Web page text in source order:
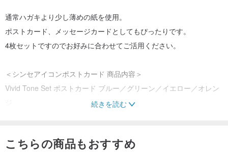
通常ハガキより少し薄めの紙を使用。
ポストカード、メッセージカードとしてもぴったりです。
4枚セットですのでお好みに合わせてご活用ください。
＜シンセアイコンポストカード 商品内容＞
Vivid Tone Set ポストカード ブルー／グリーン／イエロー／オレン
続きを読む
こちらの商品もおすすめ